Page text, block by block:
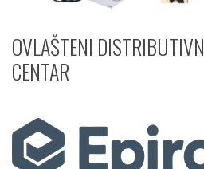
OVLAŠTENI
CENTAR​